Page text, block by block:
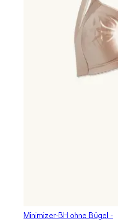
Minimizer-BH ohne Bügel -